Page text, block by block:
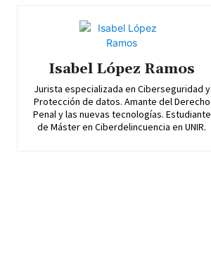
Isabel López Ramos
Jurista especializada en Ciberseguridad y
Protección de datos. Amante del Derecho
Penal y las nuevas tecnologías. Estudiante
de Máster en Ciberdelincuencia en UNIR.